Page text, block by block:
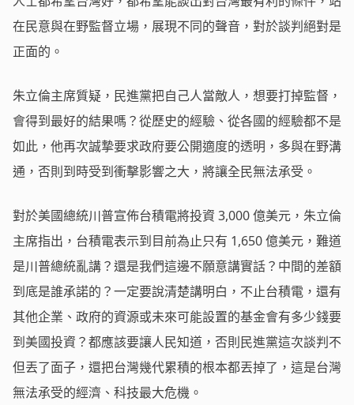
在民意與在野監督立場，展現不同的聲音，對於談判絕對是
正面的。
朱立倫主席質疑，民進黨把自己人當敵人，想要打掉監督，
會得到最好的結果嗎？從歷史的經驗、從各國的經驗都不是
如此，他再次誠摯要求政府要公開適度的透明，多與在野溝
通，否則到時受到衝擊影響之大，將讓全民無法承受。
對於美國總統川普宣佈台積電將投資 3,000 億美元，朱立倫
主席指出，台積電表示到目前為止只有 1,650 億美元，難道
是川普總統亂講？還是我們這邊不願意講實話？中間的差額
到底是誰承諾的？一定要說清楚講明白，不止台積電，還有
其他企業、政府的資源或未來可能設置的基金會有多少錢要
到美國投資？都應該要讓人民知道，否則民進黨這次談判不
但丟了面子，還把台灣幾代累積的根本都丟掉了，這是台灣
無法承受的經濟、科技最大危機。